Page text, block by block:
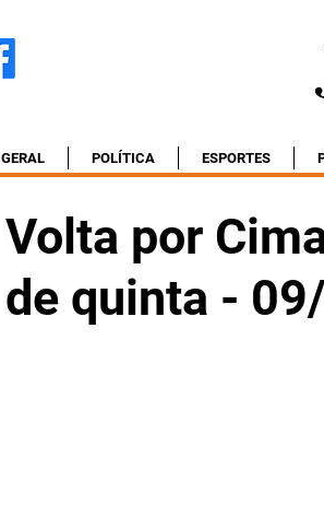
GERAL POLÍTICA ESPORTES
Volta por
de quinta -